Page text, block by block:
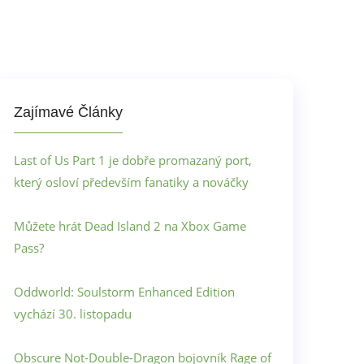
Zajímavé Články
Last of Us Part 1 je dobře promazaný port,
který osloví především fanatiky a nováčky
Můžete hrát Dead Island 2 na Xbox Game
Pass?
Oddworld: Soulstorm Enhanced Edition
vychází 30. listopadu
Obscure Not-Double-Dragon bojovník Rage of